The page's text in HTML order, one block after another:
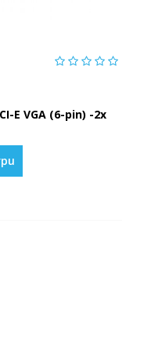
E VGA (6-pin) -2x